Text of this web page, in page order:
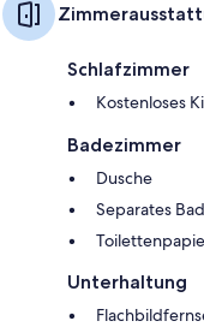
Schlafzimmer
Kostenloses
Badezimmer
Dusche
Separates
Unterhaltung